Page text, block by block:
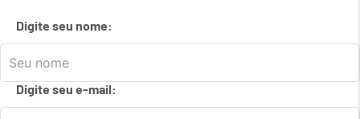
Digite seu nome:
Digite seu e-mail: